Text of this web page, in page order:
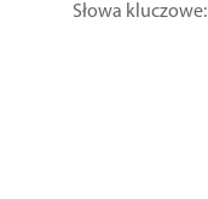
Słowa kluczowe: